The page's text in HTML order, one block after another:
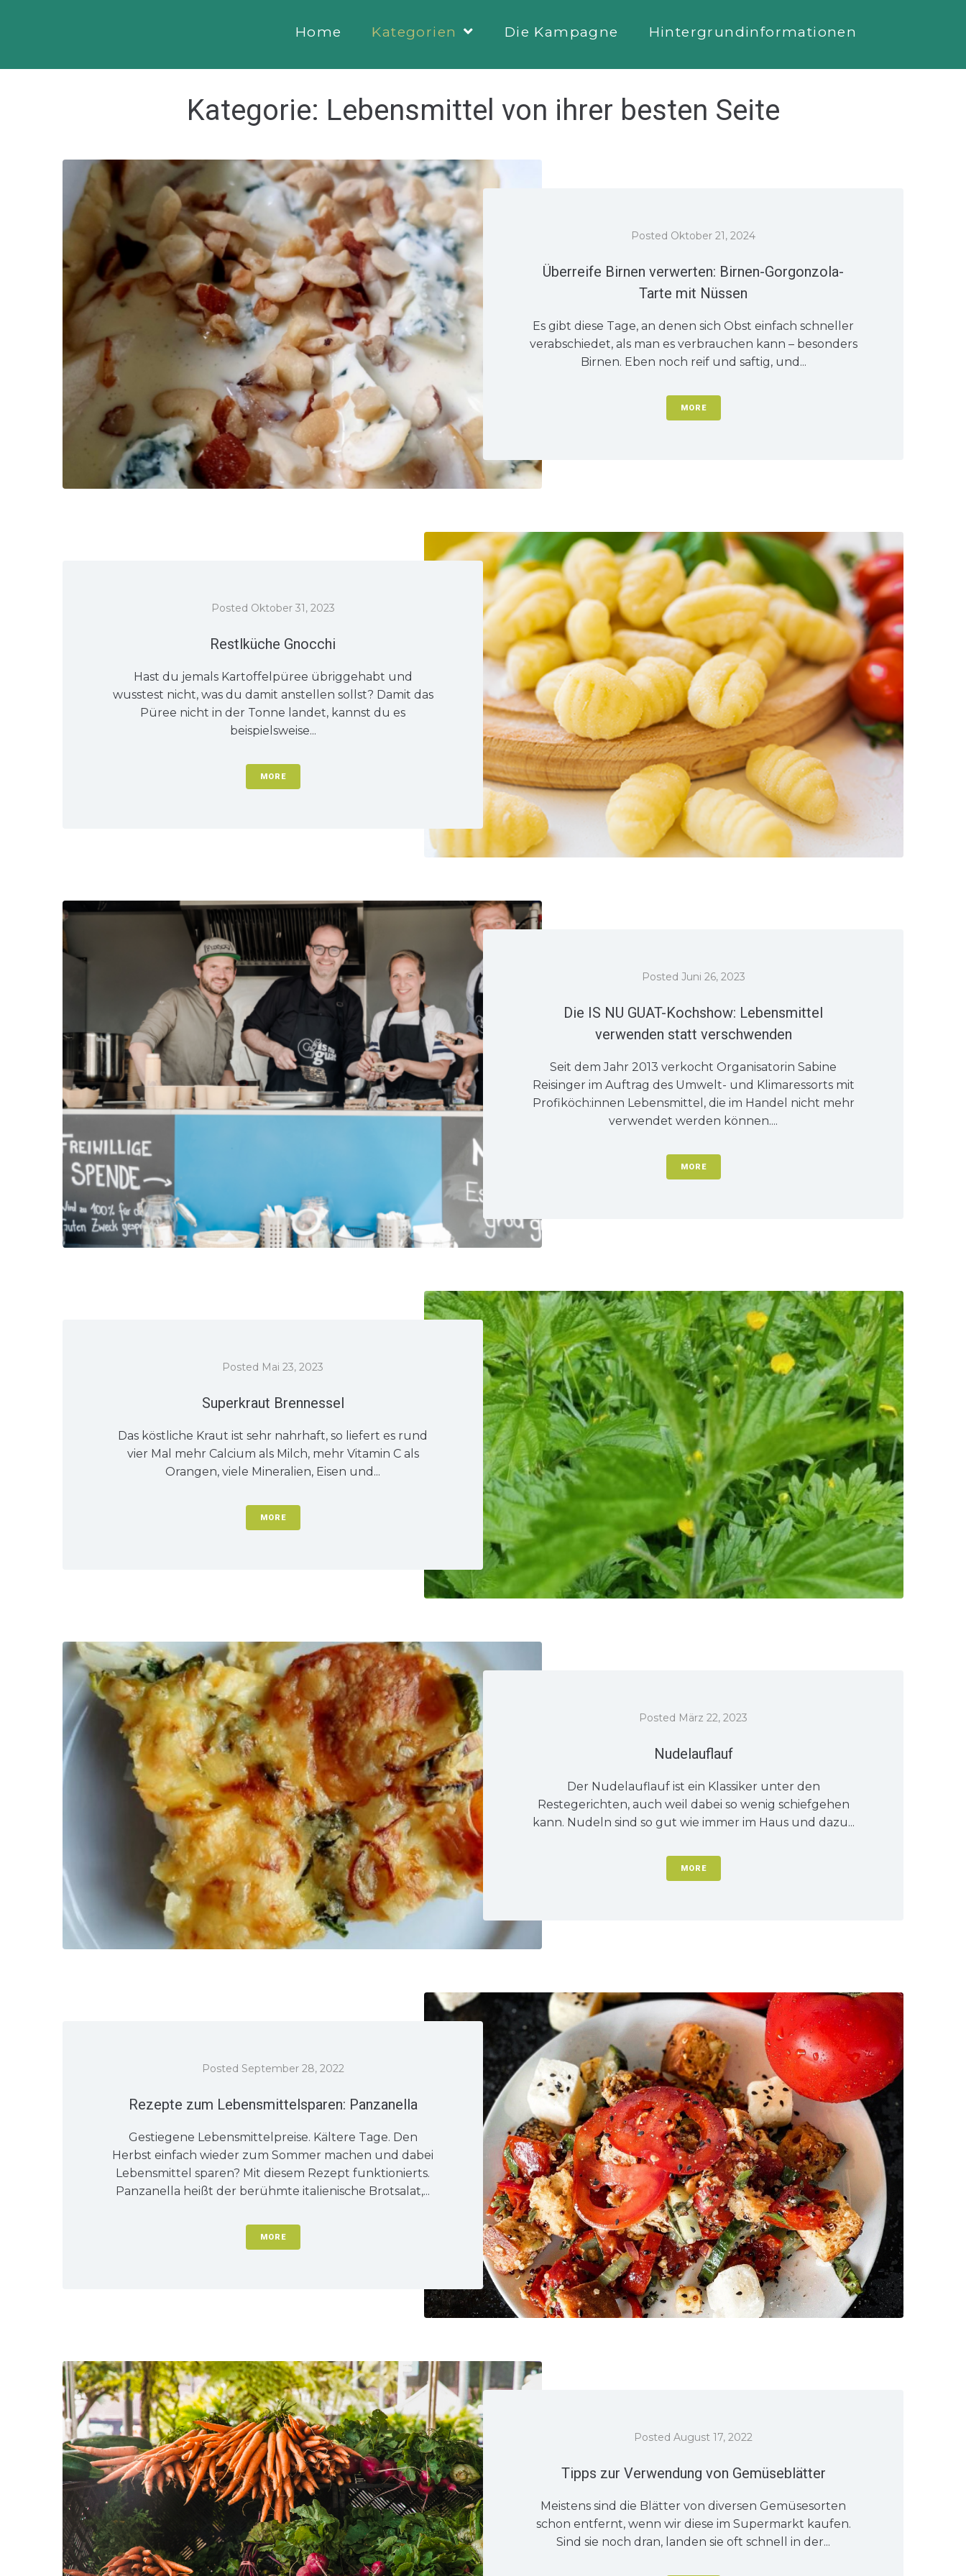
Home Kategorien Die Kampagne Hintergrundinformationen
Kategorie: Lebensmittel von ihrer besten Seite
Posted Oktober 21, 2024
Überreife Birnen verwerten: Birnen-Gorgonzola-
Tarte mit Nüssen
Es gibt diese Tage, an denen sich Obst einfach schneller
verabschiedet, als man es verbrauchen kann – besonders
Birnen. Eben noch reif und saftig, und...
MORE
Posted Oktober 31, 2023
Restlküche Gnocchi
Hast du jemals Kartoffelpüree übriggehabt und
wusstest nicht, was du damit anstellen sollst? Damit das
Püree nicht in der Tonne landet, kannst du es
beispielsweise...
MORE
Posted Juni 26, 2023
Die IS NU GUAT-Kochshow: Lebensmittel
verwenden statt verschwenden
Seit dem Jahr 2013 verkocht Organisatorin Sabine
Reisinger im Auftrag des Umwelt- und Klimaressorts mit
Profiköch:innen Lebensmittel, die im Handel nicht mehr
verwendet werden können....
MORE
Posted Mai 23, 2023
Superkraut Brennessel
Das köstliche Kraut ist sehr nahrhaft, so liefert es rund
vier Mal mehr Calcium als Milch, mehr Vitamin C als
Orangen, viele Mineralien, Eisen und...
MORE
Posted März 22, 2023
Nudelauflauf
Der Nudelauflauf ist ein Klassiker unter den
Restegerichten, auch weil dabei so wenig schiefgehen
kann. Nudeln sind so gut wie immer im Haus und dazu...
MORE
Posted September 28, 2022
Rezepte zum Lebensmittelsparen: Panzanella
Gestiegene Lebensmittelpreise. Kältere Tage. Den
Herbst einfach wieder zum Sommer machen und dabei
Lebensmittel sparen? Mit diesem Rezept funktionierts.
Panzanella heißt der berühmte italienische Brotsalat,...
MORE
Posted August 17, 2022
Tipps zur Verwendung von Gemüseblätter
Meistens sind die Blätter von diversen Gemüsesorten
schon entfernt, wenn wir diese im Supermarkt kaufen.
Sind sie noch dran, landen sie oft schnell in der...